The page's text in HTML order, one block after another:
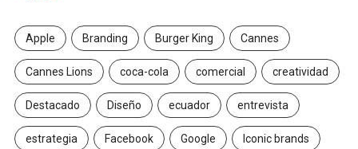
Apple Branding Burger King Cannes
Cannes Lions coca-cola comercial creatividad
Destacado Diseño ecuador entrevista
estrategia Facebook Google Iconic brands